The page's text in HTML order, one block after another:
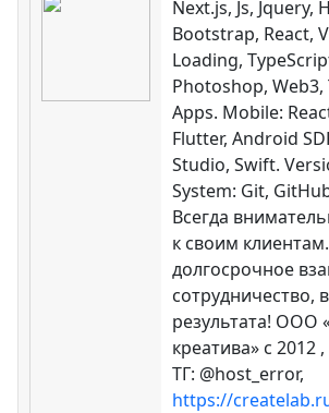
Next.js, Js, Jquery,
Bootstrap, React,
Loading,
Photoshop, Web3,
Apps. Mobile:
Flutter, Android
Studio, Swift.
System: Git,
Всегда
к своим
долгосрочное
сотрудничество,
результата! ООО
креатива» c 2012
ТГ: @host_error,
https://